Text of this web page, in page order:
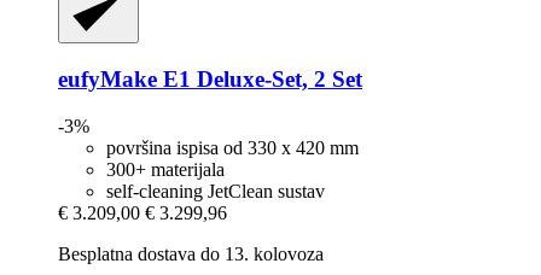
eufyMake E1 Deluxe-​Set, 2 Set
-3%
površina ispisa od 330 x 420 mm
300+ materijala
self-cleaning JetClean sustav
€ 3.209,00 € 3.299,96
Besplatna dostava do 13. kolovoza